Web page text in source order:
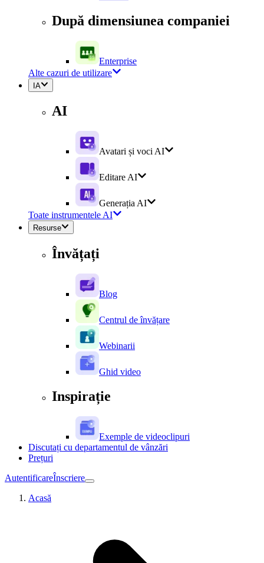
După dimensiunea companiei
Enterprise
Alte cazuri de utilizare
IA
AI
Avatari și voci AI
Editare AI
Generația AI
Toate instrumentele AI
Resurse
Învățați
Blog
Centrul de învățare
Webinarii
Ghid video
Inspirație
Exemple de videoclipuri
Discutați cu departamentul de vânzări
Prețuri
AutentificareÎnscriere
Acasă